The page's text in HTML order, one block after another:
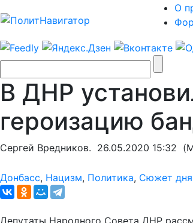
О
В ДНР
героизацию
Сергей Вредников. 26.05.2020 15:32
Донбасс, Нацизм, Политика, Сюжет дня
Депутаты Народного Совета ДНР